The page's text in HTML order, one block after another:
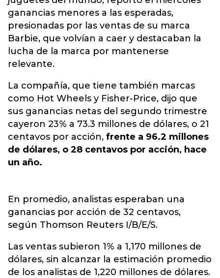
ganancias menores a las esperadas,
presionadas por las ventas de su marca
Barbie, que volvían a caer y destacaban la
lucha de la marca por mantenerse
relevante.
La compañía, que tiene también marcas
como Hot Wheels y Fisher-Price, dijo que
sus ganancias netas del segundo trimestre
cayeron 23% a 73.3 millones de dólares, o 21
centavos por acción, frente a 96.2 millones
de dólares, o 28 centavos por acción, hace
un año.
En promedio, analistas esperaban una
ganancias por acción de 32 centavos,
según Thomson Reuters I/B/E/S.
Las ventas subieron 1% a 1,170 millones de
dólares, sin alcanzar la estimación promedio
de los analistas de 1,220 millones de dólares.